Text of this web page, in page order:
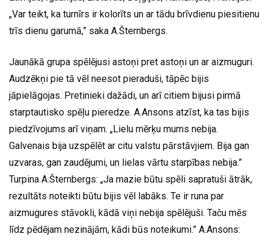
„Var teikt, ka turnīrs ir kolorīts un ar tādu brīvdienu piesitienu
trīs dienu garumā,” saka A.Šternbergs.
Jaunākā grupa spēlējusi astoņi pret astoņi un ar aizmuguri.
Audzēkņi pie tā vēl neesot pieraduši, tāpēc bijis
jāpielāgojas. Pretinieki dažādi, un arī citiem bijusi pirmā
starptautisko spēļu pieredze. A.Ansons atzīst, ka tas bijis
piedzīvojums arī viņam. „Lielu mērķu mums nebija.
Galvenais bija uzspēlēt ar citu valstu pārstāvjiem. Bija gan
uzvaras, gan zaudējumi, un lielas vārtu starpības nebija.”
Turpina A.Šternbergs: „Ja mazie būtu spēli sapratuši ātrāk,
rezultāts noteikti būtu bijis vēl labāks. Te ir runa par
aizmugures stāvokli, kādā viņi nebija spēlējuši. Taču mēs
līdz pēdējam nezinājām, kādi būs noteikumi.” A.Ansons: